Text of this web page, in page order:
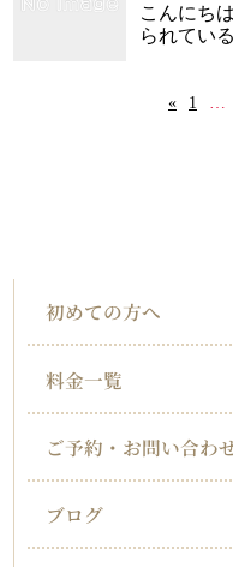
こんにち
られてい
« 1 …
初めての方へ
料金一覧
ご予約・お問い合わ
ブログ